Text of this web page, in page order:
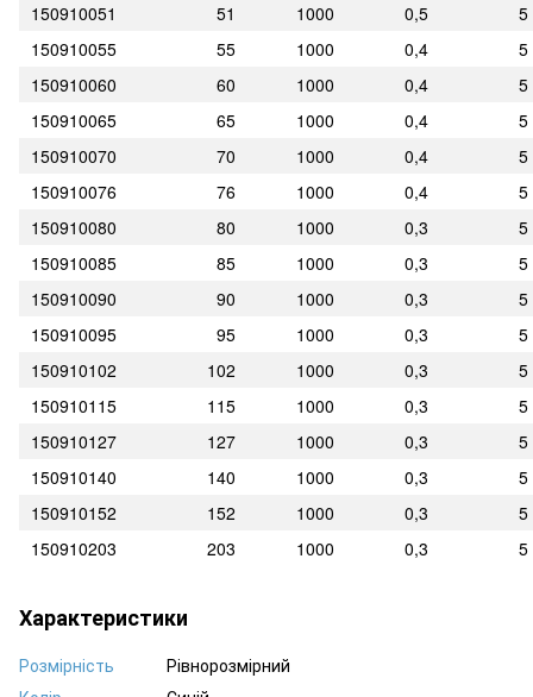
150910051
51 1000 0,5
5
150910055
55 1000 0,4
5
150910060
60 1000 0,4
5
150910065
65 1000 0,4
5
150910070
70 1000 0,4
5
150910076
76 1000 0,4
5
150910080
80 1000 0,3
5
150910085
85 1000 0,3
5
150910090
90 1000 0,3
5
150910095
95 1000 0,3
5
150910102
102 1000 0,3
5
150910115
115 1000 0,3
5
150910127
127 1000 0,3
5
150910140
140 1000 0,3
5
150910152
152 1000 0,3
5
150910203
203 1000 0,3 5
Характеристики
Розмірність
Рівнорозмірний